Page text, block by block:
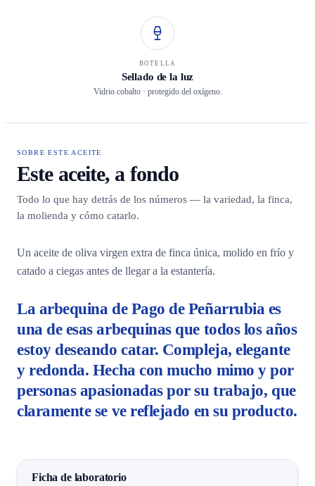
BOTELLA
Sellado de la luz
Vidrio cobalto · protegido del oxígeno.
SOBRE ESTE ACEITE
Este aceite, a fondo
Todo lo que hay detrás de los números — la variedad, la finca,
la molienda y cómo catarlo.
Un aceite de oliva virgen extra de finca única, molido en frío y
catado a ciegas antes de llegar a la estantería.
La arbequina de Pago de Peñarrubia es
una de esas arbequinas que todos los años
estoy deseando catar. Compleja, elegante
y redonda. Hecha con mucho mimo y por
personas apasionadas por su trabajo, que
claramente se ve reflejado en su producto.
Ficha de laboratorio